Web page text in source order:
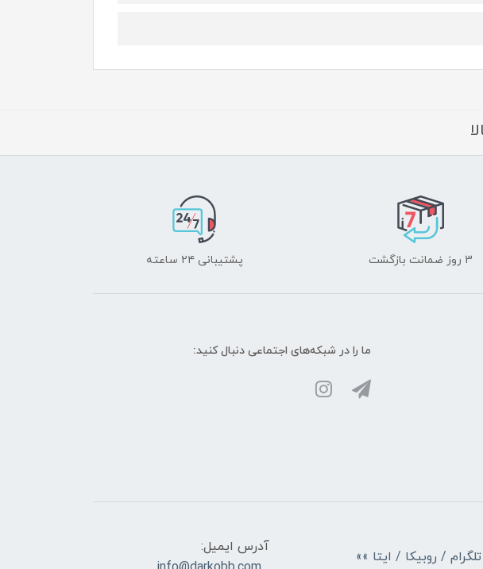
3 روز ضمانت بازگشت پشتیبانی ۲۴ ساعته
ما را در شبکه‌های اجتماعی دنبال کنید:
/ روبیکا / ایتا »»
آدرس ایمیل: